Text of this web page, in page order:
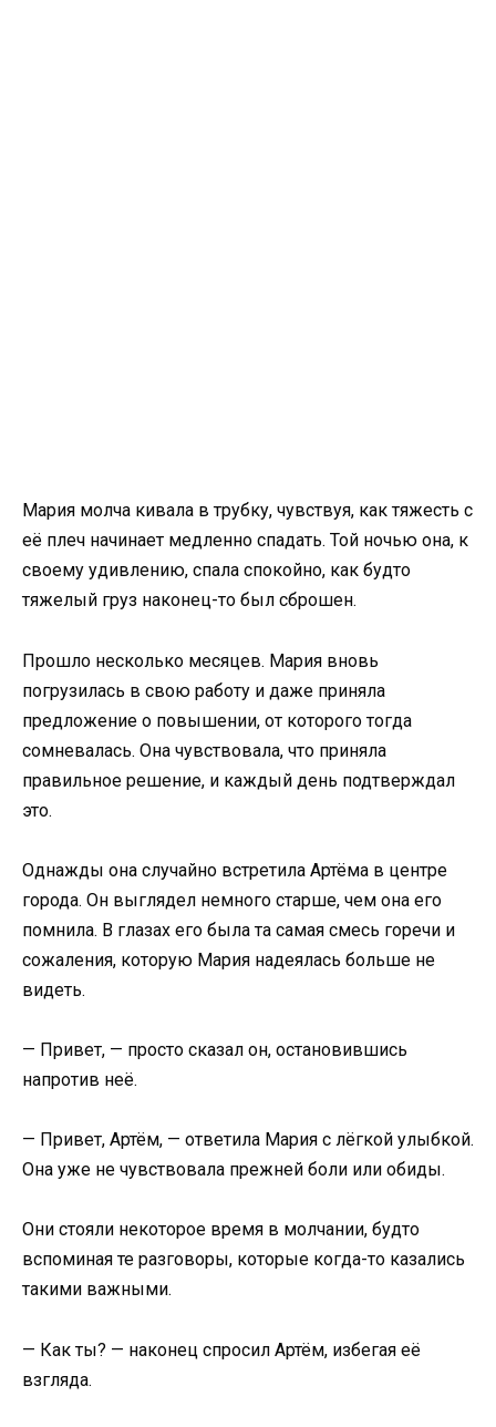
Мария молча кивала в трубку, чувствуя, как тяжесть с
её плеч начинает медленно спадать. Той ночью она, к
своему удивлению, спала спокойно, как будто
тяжелый груз наконец-то был сброшен.
Прошло несколько месяцев. Мария вновь
погрузилась в свою работу и даже приняла
предложение о повышении, от которого тогда
сомневалась. Она чувствовала, что приняла
правильное решение, и каждый день подтверждал
это.
Однажды она случайно встретила Артёма в центре
города. Он выглядел немного старше, чем она его
помнила. В глазах его была та самая смесь горечи и
сожаления, которую Мария надеялась больше не
видеть.
— Привет, — просто сказал он, остановившись
напротив неё.
— Привет, Артём, — ответила Мария с лёгкой улыбкой.
Она уже не чувствовала прежней боли или обиды.
Они стояли некоторое время в молчании, будто
вспоминая те разговоры, которые когда-то казались
такими важными.
— Как ты? — наконец спросил Артём, избегая её
взгляда.